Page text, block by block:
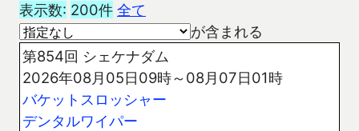
表示数: 200件 全て
が含まれる
第854回 シェケナダム
2026年08月05日09時～08月07日01時
バケットスロッシャー
デンタルワイパー